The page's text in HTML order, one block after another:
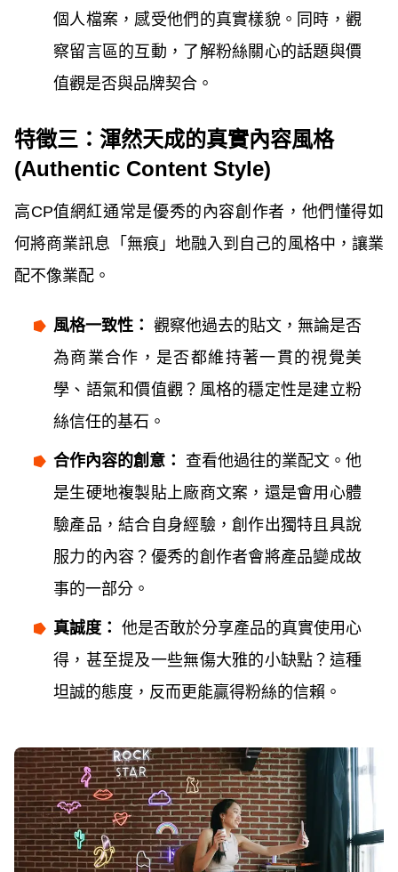
個人檔案，感受他們的真實樣貌。同時，觀
察留言區的互動，了解粉絲關心的話題與價
值觀是否與品牌契合。
特徵三：渾然天成的真實內容風格
(Authentic Content Style)
高CP值網紅通常是優秀的內容創作者，他們懂得如
何將商業訊息「無痕」地融入到自己的風格中，讓業
配不像業配。
風格一致性： 觀察他過去的貼文，無論是否
為商業合作，是否都維持著一貫的視覺美
學、語氣和價值觀？風格的穩定性是建立粉
絲信任的基石。
合作內容的創意：
查看他過往的業配文。他
是生硬地複製貼上廠商文案，還是會用心體
驗產品，結合自身經驗，創作出獨特且具說
服力的內容？優秀的創作者會將產品變成故
事的一部分。
真誠度： 他是否敢於分享產品的真實使用心
得，甚至提及一些無傷大雅的小缺點？這種
坦誠的態度，反而更能贏得粉絲的信賴。